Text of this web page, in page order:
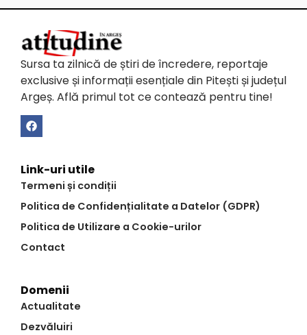
Sursa ta zilnică de știri de încredere, reportaje
exclusive și informații esențiale din Pitești și județul
Argeș. Află primul tot ce contează pentru tine!
Link-uri utile
Termeni și condiții
Politica de Confidențialitate a Datelor (GDPR)
Politica de Utilizare a Cookie-urilor
Contact
Domenii
Actualitate
Dezvăluiri